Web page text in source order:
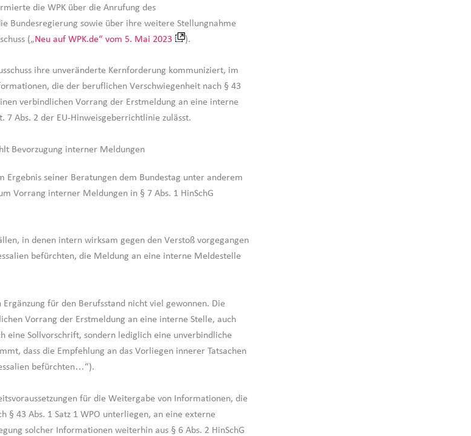
die WPK über die Anrufung des
Bundesregierung sowie über ihre weitere Stellungnahme
(„Neu auf WPK.de“ vom 5. Mai 2023 ).
ihre unveränderte Kernforderung kommuniziert, im
die der beruflichen Verschwiegenheit nach § 43
verbindlichen Vorrang der Erstmeldung an eine interne
7 Abs. 2 der EU-Hinweisgeberrichtlinie zulässt.
Bevorzugung interner Meldungen
Ergebnis seiner Beratungen dem Bundestag unter anderem
Vorrang interner Meldungen in § 7 Abs. 1 HinSchG
in denen intern wirksam gegen den Verstoß vorgegangen
befürchten, die Meldung an eine interne Meldestelle
für den Berufsstand nicht viel gewonnen. Die
Vorrang der Erstmeldung an eine interne Stelle, auch
eine Sollvorschrift, sondern lediglich eine unverbindliche
dass die Empfehlung an das Vorliegen innerer Tatsachen
befürchten…“).
für die Weitergabe von Informationen, die
§ 43 Abs. 1 Satz 1 WPO unterliegen, an eine externe
solcher Informationen weiterhin aus § 6 Abs. 2 HinSchG